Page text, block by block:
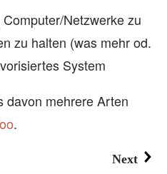
Netzwerke zu
zu halten (was mehr od.
System
davon mehrere Arten
.
Next